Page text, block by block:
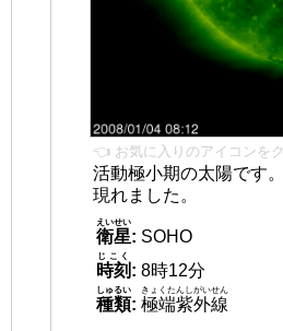
👈 お気に入りのアイコンをク
活動極小期の太陽です
現れました。
衛星
えいせい
: SOHO
時刻
じこく
: 8時12分
種類
しゅるい
: 極端紫外線
きょくたんしがいせん